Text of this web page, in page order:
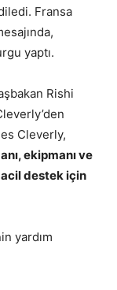
Fransa
yaptı.
Rishi
Cleverly,
ekipmanı ve
destek için
yardım